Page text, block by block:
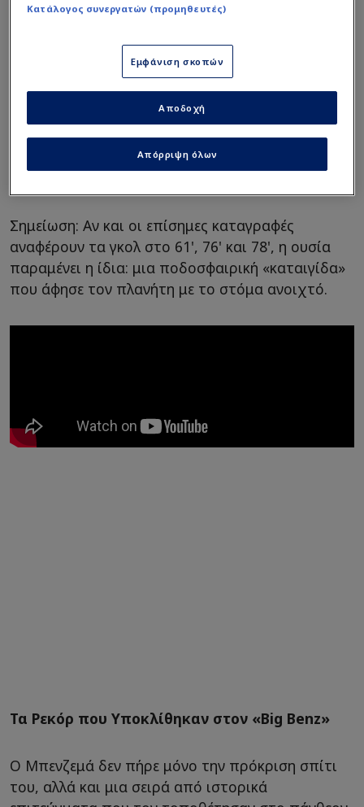
Σημείωση: Αν και οι επίσημες καταγραφές
αναφέρουν τα γκολ στο 61', 76' και 78', η ουσία
παραμένει η ίδια: μια ποδοσφαιρική «καταιγίδα»
που άφησε τον πλανήτη με το στόμα ανοιχτό.
Τα Ρεκόρ που Υποκλίθηκαν στον «Big Benz»
Ο Μπενζεμά δεν πήρε μόνο την πρόκριση σπίτι
του, αλλά και μια σειρά από ιστορικά
Κατάλογος συνεργατών (προμηθευτές)
Εμφάνιση σκοπών
Απόρριψη όλων
Αποδοχή